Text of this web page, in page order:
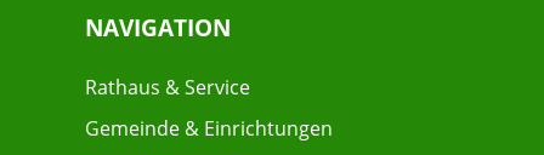
NAVIGATION
Rathaus & Service
Gemeinde & Einrichtungen